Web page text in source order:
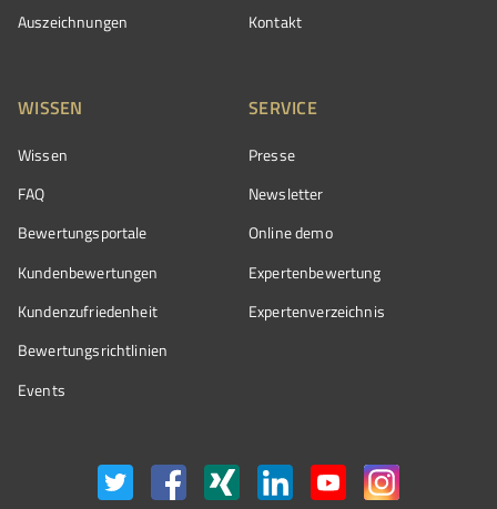
Auszeichnungen
Kontakt
WISSEN
Wissen
FAQ
Bewertungsportale
Kundenbewertungen
Kundenzufriedenheit
Bewertungs­richtlinien
Events
SERVICE
Presse
Newsletter
Online demo
Expertenbewertung
Expertenverzeichnis